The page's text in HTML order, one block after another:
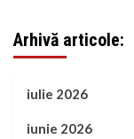
Arhivă articole:
iulie 2026
iunie 2026